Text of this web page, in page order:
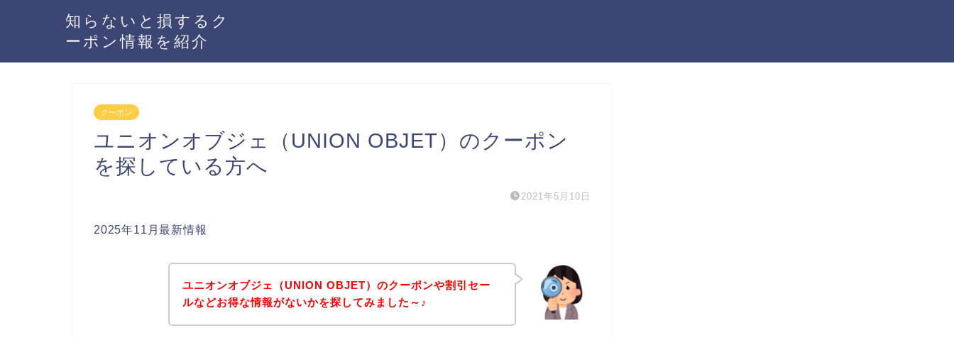
知らないと損するク
ーポン情報を紹介
クーポン
ユニオンオブジェ（UNION OBJET）のクーポン
を探している方へ
2021年5月10日
2025年11月最新情報
ユニオンオブジェ（UNION OBJET）のクーポンや割引セー
ルなどお得な情報がないかを探してみました～♪